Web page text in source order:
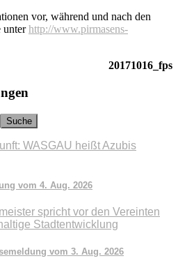
vor, während und nach den
unterhttp://www.pirmasens-
20171016_fps
WASGAU heißt Azubis
vom 4. Aug. 2026
spricht vor den Vereinten
Stadtentwicklung
vom 3. Aug. 2026